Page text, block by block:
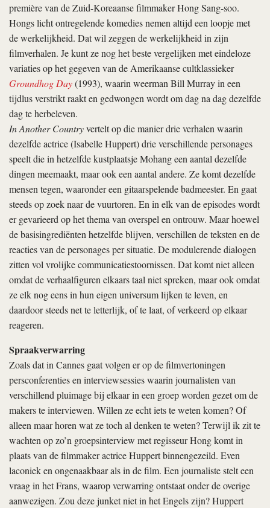
première van de Zuid-Koreaanse filmmaker Hong Sang-soo.
Hongs licht ontregelende komedies nemen altijd een loopje met
de werkelijkheid. Dat wil zeggen de werkelijkheid in zijn
filmverhalen. Je kunt ze nog het beste vergelijken met eindeloze
variaties op het gegeven van de Amerikaanse cultklassieker
Groundhog Day(1993), waarin weerman Bill Murray in een
tijdlus verstrikt raakt en gedwongen wordt om dag na dag dezelfde
dag te herbeleven.
In Another Countryvertelt op die manier drie verhalen waarin
dezelfde actrice (Isabelle Huppert) drie verschillende personages
speelt die in hetzelfde kustplaatsje Mohang een aantal dezelfde
dingen meemaakt, maar ook een aantal andere. Ze komt dezelfde
mensen tegen, waaronder een gitaarspelende badmeester. En gaat
steeds op zoek naar de vuurtoren. En in elk van de episodes wordt
er gevarieerd op het thema van overspel en ontrouw. Maar hoewel
de basisingrediënten hetzelfde blijven, verschillen de teksten en de
reacties van de personages per situatie. De modulerende dialogen
zitten vol vrolijke communicatiestoornissen. Dat komt niet alleen
omdat de verhaalfiguren elkaars taal niet spreken, maar ook omdat
ze elk nog eens in hun eigen universum lijken te leven, en
daardoor steeds net te letterlijk, of te laat, of verkeerd op elkaar
reageren.
Spraakverwarring
Zoals dat in Cannes gaat volgen er op de filmvertoningen
persconferenties en interviewsessies waarin journalisten van
verschillend pluimage bij elkaar in een groep worden gezet om de
makers te interviewen. Willen ze echt iets te weten komen? Of
alleen maar horen wat ze toch al denken te weten? Terwijl ik zit te
wachten op zo’n groepsinterview met regisseur Hong komt in
plaats van de filmmaker actrice Huppert binnengezeild. Even
laconiek en ongenaakbaar als in de film. Een journaliste stelt een
vraag in het Frans, waarop verwarring ontstaat onder de overige
aanwezigen. Zou deze junket niet in het Engels zijn? Huppert